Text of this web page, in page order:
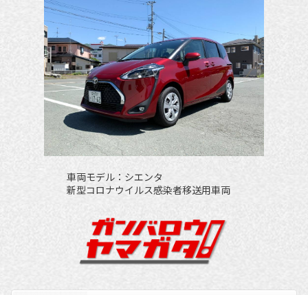
車両モデル：シエンタ
新型コロナウイルス感染者移送用車両